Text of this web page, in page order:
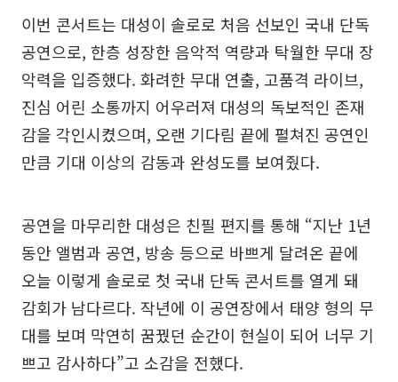
이번 콘서트는 대성이 솔로로 처음 선보인 국내 단독
공연으로, 한층 성장한 음악적 역량과 탁월한 무대 장
악력을 입증했다. 화려한 무대 연출, 고품격 라이브,
진심 어린 소통까지 어우러져 대성의 독보적인 존재
감을 각인시켰으며, 오랜 기다림 끝에 펼쳐진 공연인
만큼 기대 이상의 감동과 완성도를 보여줬다.
공연을 마무리한 대성은 친필 편지를 통해 “지난 1년
동안 앨범과 공연, 방송 등으로 바쁘게 달려온 끝에
오늘 이렇게 솔로로 첫 국내 단독 콘서트를 열게 돼
감회가 남다르다. 작년에 이 공연장에서 태양 형의 무
대를 보며 막연히 꿈꿨던 순간이 현실이 되어 너무 기
쁘고 감사하다”고 소감을 전했다.